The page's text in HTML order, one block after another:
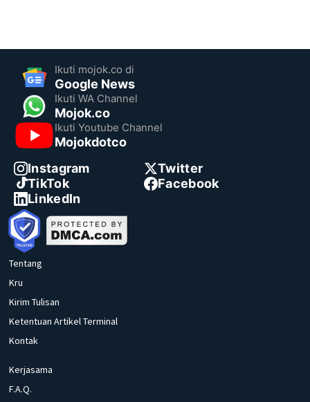
Ikuti mojok.co di
Google News
Ikuti WA Channel
Mojok.co
Ikuti Youtube Channel
Mojokdotco
Instagram
Twitter
TikTok
Facebook
LinkedIn
Tentang
Kru
Kirim Tulisan
Ketentuan Artikel Terminal
Kontak
Kerjasama
F.A.Q.